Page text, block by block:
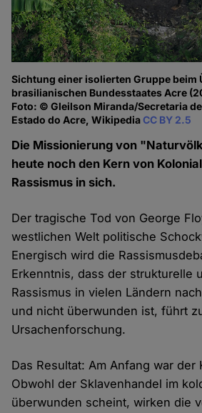
Sichtung einer isolierten Gruppe beim
brasilia­nischen Bundesstaates Acre
Foto: © Gleilson Miranda/Secretaria
Estado do Acre, WikipediaCC BY 2.5
Die Missionierung von
heute noch den Kern von
Rassismus in sich.
Der tragische Tod von George
westlichen Welt politische
Energisch wird die
Erkenntnis, dass der strukturelle
Rassismus in vielen Ländern
und nicht überwunden ist, führt
Ursachenforschung.
Das Resultat: Am Anfang war der
Obwohl der Sklavenhandel im
überwunden scheint, wirken die